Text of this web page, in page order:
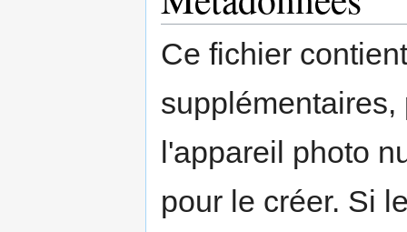
Ce fichier
l'appareil photo
pour le créer. Si